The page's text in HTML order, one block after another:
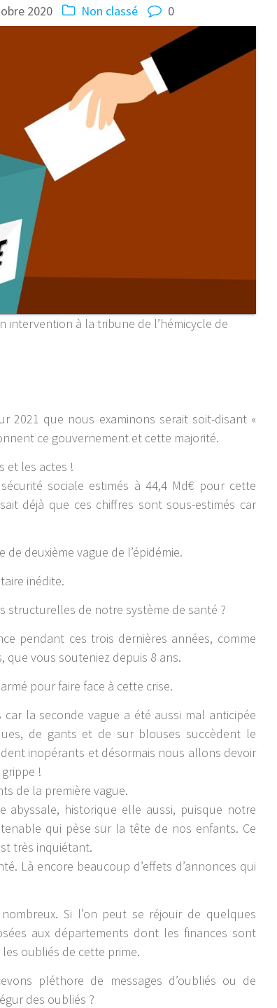
2020 Non classé 0
intervention à la tribune de l’hémicycle de
2021 que nous examinons serait soit-disant «
ce gouvernement et cette majorité.
et les actes !
sociale estimés à 44,4 Md€ pour cette
déjà que ces chiffres sont sous-estimés car
deuxième vague de l’épidémie.
inédite.
structurelles de notre système de santé ?
pendant ces trois dernières années, comme
que vous souteniez depuis 8 ans.
pour faire face à cette crise.
la seconde vague a été aussi mal anticipée
de gants et de sur blouses succèdent le
inopérants et désormais nous allons devoir
!
de la première vague.
historique elle aussi, puisque notre
qui pèse sur la tête de nos enfants. Ce
très inquiétant.
Là encore beaucoup d’effets d’annonces qui
Si l’on peut se réjouir de quelques
aux départements dont les finances sont
oubliés de cette prime.
pléthore de messages d’oubliés ou de
des oubliés ?